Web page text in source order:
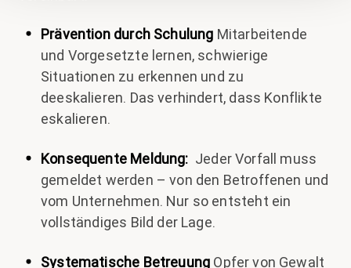
Prävention durch Schulung Mitarbeitende
und Vorgesetzte lernen, schwierige
Situationen zu erkennen und zu
deeskalieren. Das verhindert, dass Konflikte
eskalieren.
Konsequente Meldung: Jeder Vorfall muss
gemeldet werden – von den Betroffenen und
vom Unternehmen. Nur so entsteht ein
vollständiges Bild der Lage.
Systematische Betreuung Opfer von Gewalt